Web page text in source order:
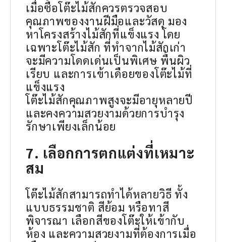
เมื่อซื้อโต๊ะไม้สักควรตรวจสอบ
คุณภาพของงานฝีมือและวัสดุ มอง
หาโครงสร้างไม้สักที่แข็งแรง โดย
เฉพาะโต๊ะไม้สัก ที่ทำจากไม้สักเก่า
จะมีความโดดเด่นเป็นพิเศษ พื้นผิว
เรียบ และการเข้าเดือยของโต๊ะไม้ที่
แข็งแรง
โต๊ะไม้สักคุณภาพสูงจะมีอายุหลายปี
และคงความสวยงามด้วยการบำรุง
รักษาเพียงเล็กน้อย
7. เลือกการตกแต่งที่เหมาะ
สม
โต๊ะไม้สักสามารถทำได้หลายวิธี ทั้ง
แบบธรรมชาติ สีย้อม หรือทาสี
พิจารณา เลือกสีของโต๊ะให้เข้ากับ
ห้อง และความสวยงามที่ต้องการเมื่อ